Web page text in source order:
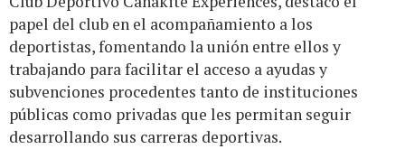
papel del club en el acompañamiento a los
deportistas, fomentando la unión entre ellos y
trabajando para facilitar el acceso a ayudas y
subvenciones procedentes tanto de instituciones
públicas como privadas que les permitan seguir
desarrollando sus carreras deportivas.